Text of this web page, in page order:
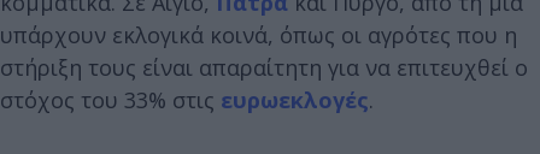
υπάρχουν εκλογικά κοινά, όπως οι αγρότες που η
στήριξη τους είναι απαραίτητη για να επιτευχθεί ο
στόχος του 33% στις ευρωεκλογές.